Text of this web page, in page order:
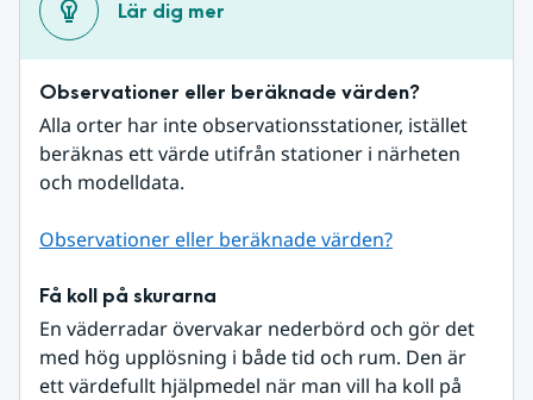
Lär dig mer
Observationer eller beräknade värden?
Alla orter har inte observationsstationer, istället
beräknas ett värde utifrån stationer i närheten
och modelldata.
Observationer eller beräknade värden?
Få koll på skurarna
En väderradar övervakar nederbörd och gör det
med hög upplösning i både tid och rum. Den är
ett värdefullt hjälpmedel när man vill ha koll på